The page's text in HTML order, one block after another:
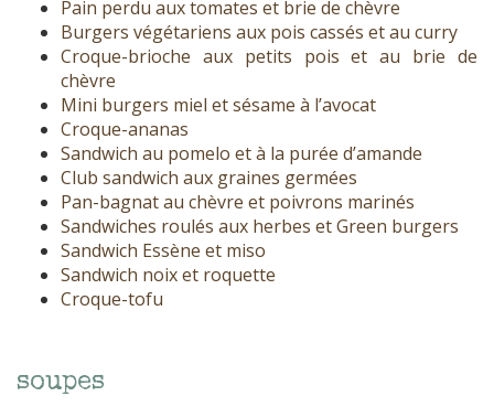
Pain perdu aux tomates et brie de chèvre
Burgers végétariens aux pois cassés et au curry
Croque-brioche aux petits pois et au brie de
chèvre
Mini burgers miel et sésame à l’avocat
Croque-ananas
Sandwich au pomelo et à la purée d’amande
Club sandwich aux graines germées
Pan-bagnat au chèvre et poivrons marinés
Sandwiches roulés aux herbes et Green burgers
Sandwich Essène et miso
Sandwich noix et roquette
Croque-tofu
soupes